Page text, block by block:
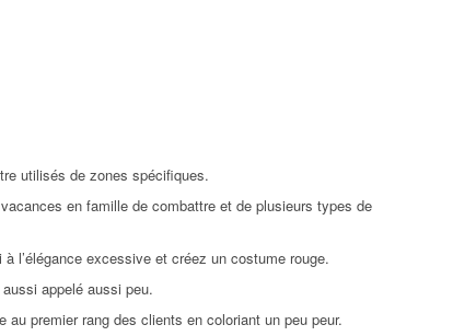
utilisés de zones spécifiques.
en famille de combattre et de plusieurs types de
l’élégance excessive et créez un costume rouge.
appelé aussi peu.
au premier rang des clients en coloriant un peu peur.